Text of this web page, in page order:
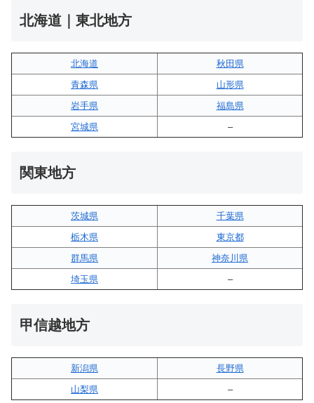
北海道｜東北地方
北海道
秋田県
青森県
山形県
岩手県
福島県
宮城県
–
関東地方
茨城県
千葉県
栃木県
東京都
群馬県
神奈川県
埼玉県
–
甲信越地方
新潟県
長野県
山梨県
–